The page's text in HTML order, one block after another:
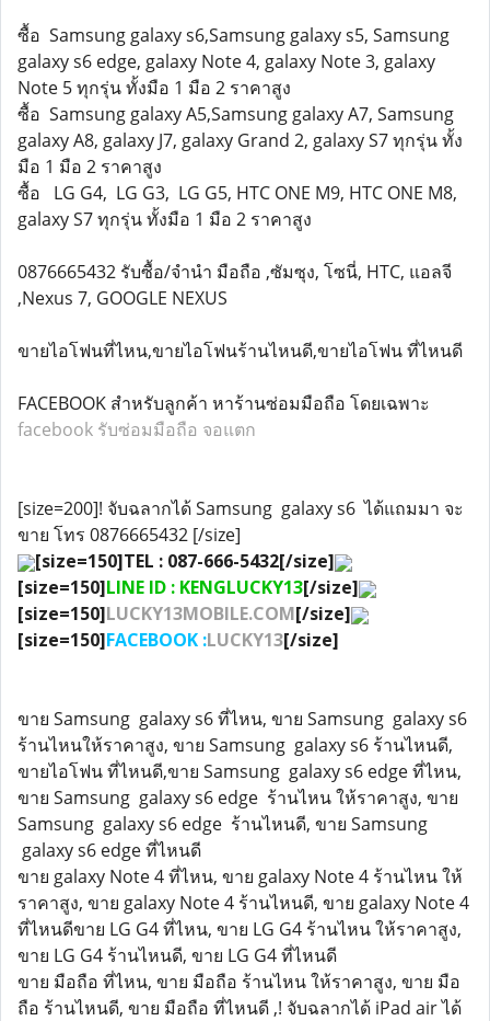
ซื้อ Samsung galaxy s6,Samsung galaxy s5, Samsung
galaxy s6 edge, galaxy Note 4, galaxy Note 3, galaxy
Note 5 ทุกรุ่น ทั้งมือ 1 มือ 2 ราคาสูง
ซื้อ Samsung galaxy A5,Samsung galaxy A7, Samsung
galaxy A8, galaxy J7, galaxy Grand 2, galaxy S7 ทุกรุ่น ทั้ง
มือ 1 มือ 2 ราคาสูง
ซื้อ LG G4, LG G3, LG G5, HTC ONE M9, HTC ONE M8,
galaxy S7 ทุกรุ่น ทั้งมือ 1 มือ 2 ราคาสูง
0876665432 รับซื้อ/จำนำ มือถือ ,ซัมซุง, โซนี่, HTC, แอลจี
,Nexus 7, GOOGLE NEXUS
ขายไอโฟนที่ไหน,ขายไอโฟนร้านไหนดี,ขายไอโฟน ที่ไหนดี
FACEBOOK สำหรับลูกค้า หาร้านซ่อมมือถือ โดยเฉพาะ
facebook รับซ่อมมือถือ จอแตก
[size=200]! จับฉลากได้ Samsung galaxy s6 ได้แถมมา จะ
ขาย โทร 0876665432 [/size]
[size=150]TEL : 087-666-5432[/size]
[size=150]LINE ID : KENGLUCKY13[/size]
[size=150]LUCKY13MOBILE.COM[/size]
[size=150]FACEBOOK :LUCKY13[/size]
ขาย Samsung galaxy s6 ที่ไหน, ขาย Samsung galaxy s6
ร้านไหนให้ราคาสูง, ขาย Samsung galaxy s6 ร้านไหนดี,
ขายไอโฟน ที่ไหนดี,ขาย Samsung galaxy s6 edge ที่ไหน,
ขาย Samsung galaxy s6 edge ร้านไหน ให้ราคาสูง, ขาย
Samsung galaxy s6 edge ร้านไหนดี, ขาย Samsung
galaxy s6 edge ที่ไหนดี
ขาย galaxy Note 4 ที่ไหน, ขาย galaxy Note 4 ร้านไหน ให้
ราคาสูง, ขาย galaxy Note 4 ร้านไหนดี, ขาย galaxy Note 4
ที่ไหนดีขาย LG G4 ที่ไหน, ขาย LG G4 ร้านไหน ให้ราคาสูง,
ขาย LG G4 ร้านไหนดี, ขาย LG G4 ที่ไหนดี
ขาย มือถือ ที่ไหน, ขาย มือถือ ร้านไหน ให้ราคาสูง, ขาย มือ
ถือ ร้านไหนดี, ขาย มือถือ ที่ไหนดี ,! จับฉลากได้ iPad air ได้